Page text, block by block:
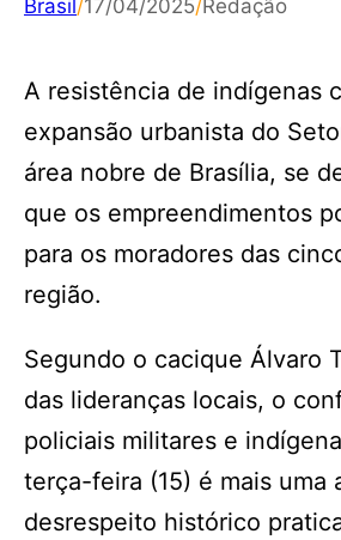
Brasil/17/04/2025/Redação
A resistência de indígenas
expansão urbanista do
área nobre de Brasília, se
que os empreendimentos
para os moradores das
região.
Segundo o cacique Álvaro
das lideranças locais, o
policiais militares e
terça-feira (15) é mais uma
desrespeito histórico